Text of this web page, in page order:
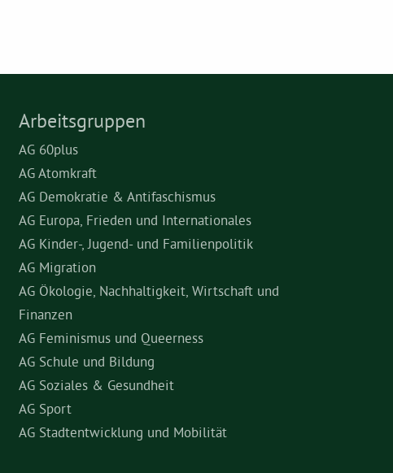
Arbeitsgruppen
AG 60plus
AG Atomkraft
AG Demokratie & Antifaschismus
AG Europa, Frieden und Internationales
AG Kinder-, Jugend- und Familienpolitik
AG Migration
AG Ökologie, Nachhaltigkeit, Wirtschaft und
Finanzen
AG Feminismus und Queerness
AG Schule und Bildung
AG Soziales & Gesundheit
AG Sport
AG Stadtentwicklung und Mobilität